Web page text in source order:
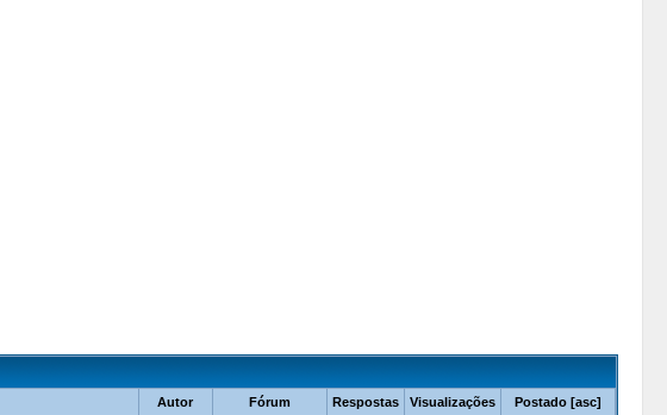
Autor Fórum Respostas Visualizações Postado [asc]